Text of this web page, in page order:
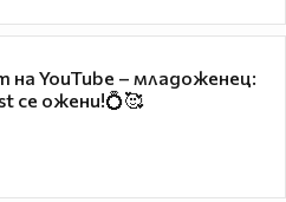
на YouTube – младоженец:
се ожени!💍🥰